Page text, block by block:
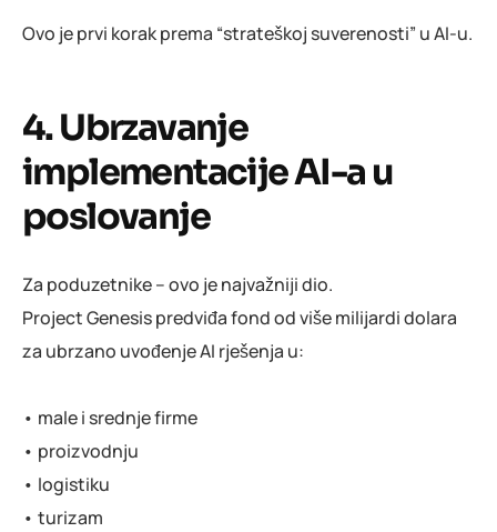
Ovo je prvi korak prema “strateškoj suverenosti” u AI-u.
4. Ubrzavanje
implementacije AI-a u
poslovanje
Za poduzetnike – ovo je najvažniji dio.
Project Genesis predviđa fond od više milijardi dolara
za ubrzano uvođenje AI rješenja u:
• male i srednje firme
• proizvodnju
• logistiku
• turizam